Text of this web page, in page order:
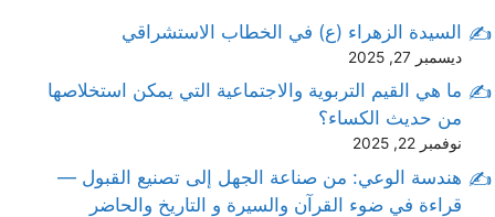
السيدة الزهراء (ع) في الخطاب الاستشراقي
ديسمبر 27, 2025
ما هي القيم التربوية والاجتماعية التي يمكن استخلاصها
من حديث الكساء؟
نوفمبر 22, 2025
هندسة الوعي: من صناعة الجهل إلى تصنيع القبول —
قراءة في ضوء القرآن والسيرة و التاريخ والحاضر